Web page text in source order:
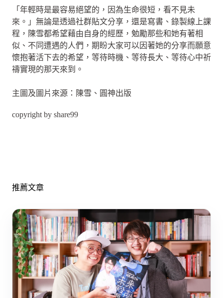
「年輕時是最容易絕望的，因為生命很短，看不見未
來。」無論是透過社群貼文分享，還是寫書、錄製線上課
程，陳雪都希望藉由自身的經歷，勉勵那些和她有著相
似、不同遭遇的人們，期盼大家可以因著她的分享而願意
懷抱著活下去的希望，等待時機、等待長大、等待心中祈
禱實現的那天來到。
主圖及圖片來源：陳雪、圓神出版
copyright by share99
推薦文章